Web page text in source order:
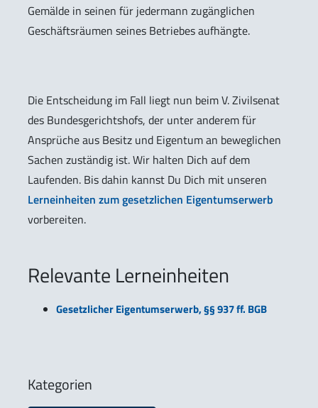
Gemälde in seinen für jedermann zugänglichen
Geschäftsräumen seines Betriebes aufhängte.
Die Entscheidung im Fall liegt nun beim V. Zivilsenat
des Bundesgerichtshofs, der unter anderem für
Ansprüche aus Besitz und Eigentum an beweglichen
Sachen zuständig ist. Wir halten Dich auf dem
Laufenden. Bis dahin kannst Du Dich mit unseren
Lerneinheiten zum gesetzlichen Eigentumserwerb
vorbereiten.
Relevante Lerneinheiten
Gesetzlicher Eigentumserwerb, §§ 937 ff. BGB
Kategorien